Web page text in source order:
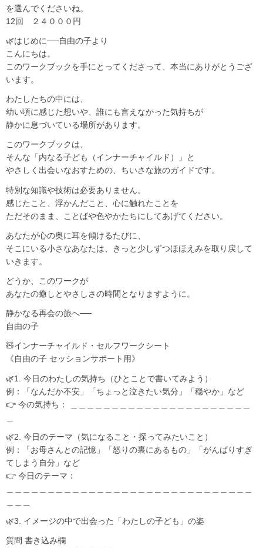
を選んでくださいね。
12回 ２４０００円
🌿はじめに──自由の子より
こんにちは。
このワークブックを手にとってくださって、本当にありがとうござ
います。
わたしたちの中には、
幼い頃に感じた想いや、誰にも言えなかった気持ちが
静かに息づいている場所があります。
このワークブックは、
そんな「内なる子ども（インナーチャイルド）」と
やさしく出会いなおすための、ちいさな旅のガイドです。
特別な知識や技術は必要ありません。
感じたこと、浮かんだこと、心に触れたことを
ただそのまま、ことばや色やかたちにしてあげてください。
あなたが心の奥に耳を傾けるたびに、
そこにいる小さなあなたは、きっと少しずつほほえみを取り戻して
いきます。
どうか、このワークが
あなたの癒しとやさしさの時間となりますように。
静かなる再会の旅へ──
自由の子
🧸インナーチャイルド・セルフワークシート
《自由の子 セッションサポート用》
🌿1. 今日のわたしの気持ち（ひとことで書いてみよう）
例：「なんだか不安」「ちょっと泣きたい気分」「穏やか」など
👉 今の気持ち： ＿＿＿＿＿＿＿＿＿＿＿＿＿＿＿＿＿＿＿＿＿＿
🌿2. 今日のテーマ（気になること・探ってみたいこと）
例：「お母さんとの記憶」「怒りの裏にあるもの」「がんばりすぎ
てしまう自分」など
👉 今日のテーマ：
🌿3. イメージの中で出会った「わたしの子ども」の姿
質問 書き込み欄